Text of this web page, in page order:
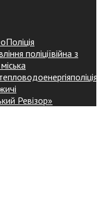
Поліція
поліціївійна з
поліція
Ревізор»